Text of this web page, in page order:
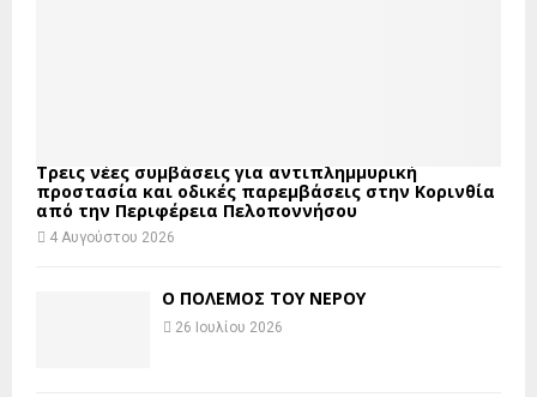
Τρεις νέες συμβάσεις για αντιπλημμυρική
προστασία και οδικές παρεμβάσεις στην Κορινθία
από την Περιφέρεια Πελοποννήσου
4 Αυγούστου 2026
Ο ΠΟΛΕΜΟΣ ΤΟΥ ΝΕΡΟΥ
26 Ιουλίου 2026